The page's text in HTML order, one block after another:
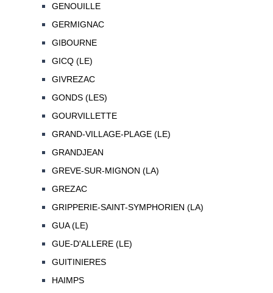
GENOUILLE
GERMIGNAC
GIBOURNE
GICQ (LE)
GIVREZAC
GONDS (LES)
GOURVILLETTE
GRAND-VILLAGE-PLAGE (LE)
GRANDJEAN
GREVE-SUR-MIGNON (LA)
GREZAC
GRIPPERIE-SAINT-SYMPHORIEN (LA)
GUA (LE)
GUE-D'ALLERE (LE)
GUITINIERES
HAIMPS